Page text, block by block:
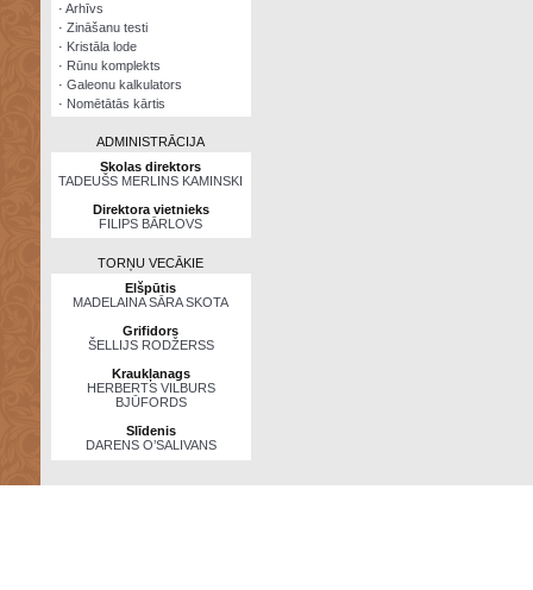
· Arhīvs
· Zināšanu testi
· Kristāla lode
· Rūnu komplekts
· Galeonu kalkulators
· Nomētātās kārtis
ADMINISTRĀCIJA
Skolas direktors
TADEUŠS MERLINS KAMINSKI
Direktora vietnieks
FILIPS BĀRLOVS
TORŅU VECĀKIE
Elšpūtis
MADELAINA SĀRA SKOTA
Grifidors
ŠELLIJS RODŽERSS
Kraukļanags
HERBERTS VILBURS
BJŪFORDS
Slīdenis
DARENS O’SALIVANS